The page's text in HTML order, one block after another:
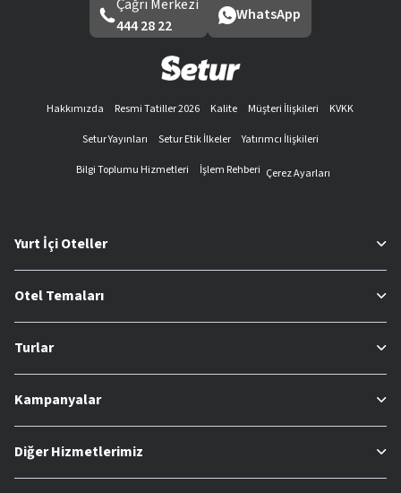
Çağrı Merkezi
444 28 22
WhatsApp
Hakkımızda Resmi Tatiller 2026 Kalite Müşteri İlişkileri
KVKK
Setur Yayınları
Setur Etik İlkeler
Yatırımcı İlişkileri
Bilgi Toplumu Hizmetleri
İşlem Rehberi Çerez Ayarları
Yurt İçi Oteller
Otel Temaları
Turlar
Kampanyalar
Diğer Hizmetlerimiz